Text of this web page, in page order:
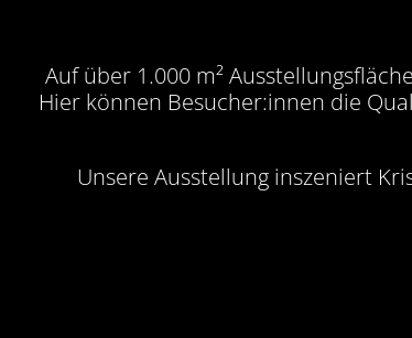
Auf über 1.000 m²
Hier können Besucher:innen die
Unsere Ausstellung inszeniert